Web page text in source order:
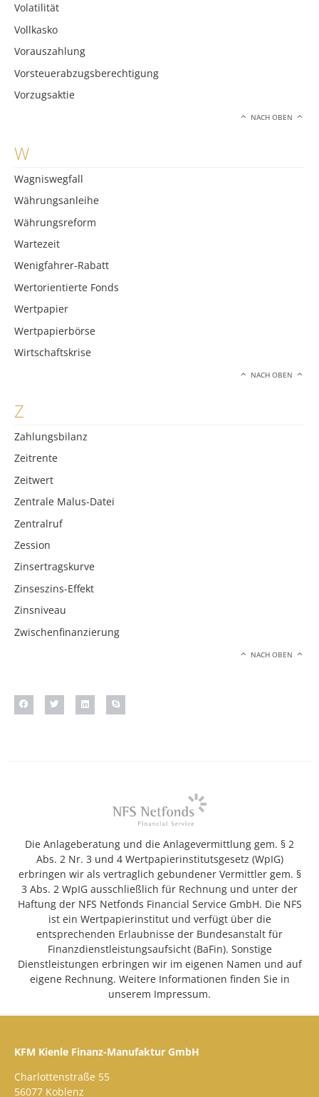
Volatilität
Vollkasko
Vorauszahlung
Vorsteuerabzugsberechtigung
Vorzugsaktie
NACH OBEN
W
Wagniswegfall
Währungsanleihe
Währungsreform
Wartezeit
Wenigfahrer-Rabatt
Wertorientierte Fonds
Wertpapier
Wertpapierbörse
Wirtschaftskrise
NACH OBEN
Z
Zahlungsbilanz
Zeitrente
Zeitwert
Zentrale Malus-Datei
Zentralruf
Zession
Zinsertragskurve
Zinseszins-Effekt
Zinsniveau
Zwischenfinanzierung
NACH OBEN
Die Anlageberatung und die Anlagevermittlung gem. § 2
Abs. 2 Nr. 3 und 4 Wertpapierinstitutsgesetz (WpIG)
erbringen wir als vertraglich gebundener Vermittler gem. §
3 Abs. 2 WpIG ausschließlich für Rechnung und unter der
Haftung der NFS Netfonds Financial Service GmbH. Die NFS
ist ein Wertpapierinstitut und verfügt über die
entsprechenden Erlaubnisse der Bundesanstalt für
Finanzdienstleistungsaufsicht (BaFin). Sonstige
Dienstleistungen erbringen wir im eigenen Namen und auf
eigene Rechnung. Weitere Informationen finden Sie in
unserem Impressum.
KFM Kienle Finanz-Manufaktur GmbH
Charlottenstraße 55
56077 Koblenz